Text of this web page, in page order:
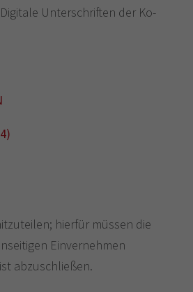
Unterschriften der Ko-
hierfür müssen die
Einvernehmen
abzuschließen.